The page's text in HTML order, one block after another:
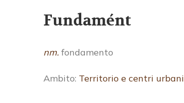
Fundamént
nm. fondamento
Ambito: Territorio e centri urbani